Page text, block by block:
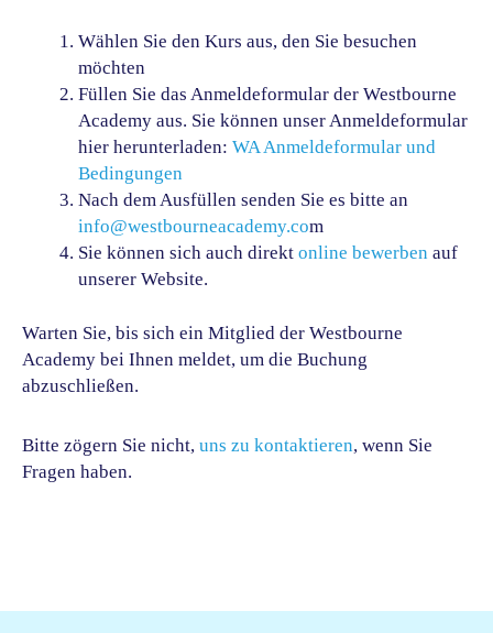
Wählen Sie den Kurs aus, den Sie besuchen
möchten
Füllen Sie das Anmeldeformular der Westbourne
Academy aus. Sie können unser Anmeldeformular
hier herunterladen: WA Anmeldeformular und
Bedingungen
Nach dem Ausfüllen senden Sie es bitte an
info@westbourneacademy.com
Sie können sich auch direkt online bewerben auf
unserer Website.
Warten Sie, bis sich ein Mitglied der Westbourne
Academy bei Ihnen meldet, um die Buchung
abzuschließen.
Bitte zögern Sie nicht, uns zu kontaktieren, wenn Sie
Fragen haben.